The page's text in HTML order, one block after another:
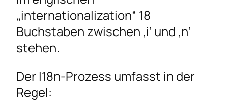
„internationalization“ 18
Buchstaben zwischen ‚i‘ und ‚n‘
stehen.
Der I18n-Prozess umfasst in der
Regel: